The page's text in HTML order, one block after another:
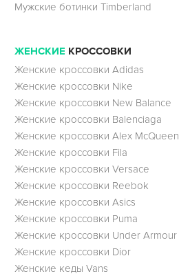
Мужские ботинки Timberland
ЖЕНСКИЕ КРОССОВКИ
Женские кроссовки Adidas
Женские кроссовки Nike
Женские кроссовки New Balance
Женские кроссовки Balenciaga
Женские кроссовки Alex McQueen
Женские кроссовки Fila
Женские кроссовки Versace
Женские кроссовки Reebok
Женские кроссовки Asics
Женские кроссовки Puma
Женские кроссовки Under Armour
Женские кроссовки Dior
Женские кеды Vans